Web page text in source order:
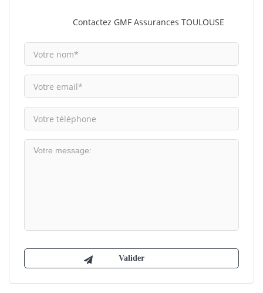
Contactez GMF Assurances TOULOUSE